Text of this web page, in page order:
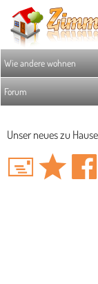
Wie andere wohnen
Forum
Unser neues zu Hause